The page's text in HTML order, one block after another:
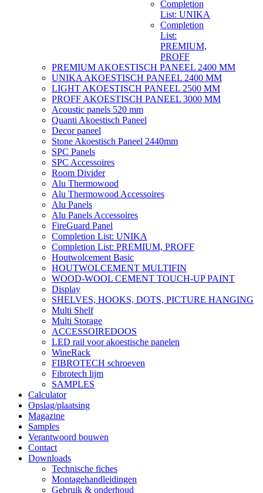
Completion
List: UNIKA
Completion
List:
PREMIUM,
PROFF
PREMIUM AKOESTISCH PANEEL 2400 MM
UNIKA AKOESTISCH PANEEL 2400 MM
LIGHT AKOESTISCH PANEEL 2500 MM
PROFF AKOESTISCH PANEEL 3000 MM
Acoustic panels 520 mm
Quanti Akoestisch Paneel
Decor paneel
Stone Akoestisch Paneel 2440mm
SPC Panels
SPC Accessoires
Room Divider
Alu Thermowood
Alu Thermowood Accessoires
Alu Panels
Alu Panels Accessoires
FireGuard Panel
Completion List: UNIKA
Completion List: PREMIUM, PROFF
Houtwolcement Basic
HOUTWOLCEMENT MULTIFIN
WOOD-WOOL CEMENT TOUCH-UP PAINT
Display
SHELVES, HOOKS, DOTS, PICTURE HANGING
Multi Shelf
Multi Storage
ACCESSOIREDOOS
LED rail voor akoestische panelen
WineRack
FIBROTECH schroeven
Fibrotech lijm
SAMPLES
Calculator
Opslag/plaatsing
Magazine
Samples
Verantwoord bouwen
Contact
Downloads
Technische fiches
Montagehandleidingen
Gebruik & onderhoud